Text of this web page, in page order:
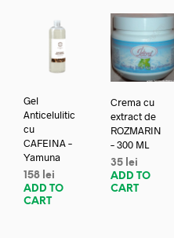
Gel
Anticelulitic
cu
CAFEINA –
Yamuna
158 lei
ADD TO
CART
Crema cu
extract de
ROZMARIN
– 300 ML
35 lei
ADD TO
CART